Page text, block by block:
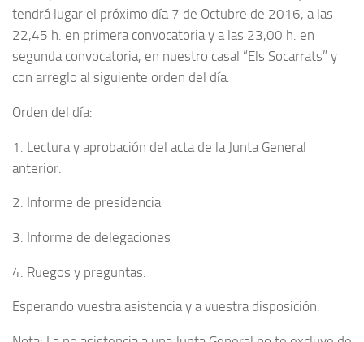
tendrá lugar el próximo día 7 de Octubre de 2016, a las
22,45 h. en primera convocatoria y a las 23,00 h. en
segunda convocatoria, en nuestro casal “Els Socarrats” y
con arreglo al siguiente orden del día.
Orden del día:
1. Lectura y aprobación del acta de la Junta General
anterior.
2. Informe de presidencia
3. Informe de delegaciones
4. Ruegos y preguntas.
Esperando vuestra asistencia y a vuestra disposición.